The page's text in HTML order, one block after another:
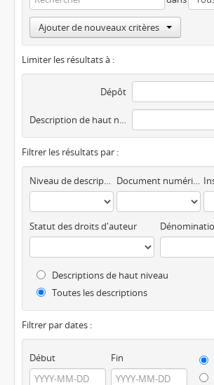
Ajouter de nouveaux critères
Limiter les résultats à :
Dépôt
Description de haut niveau
Filtrer les résultats par :
Niveau de description Document numérique disponible
Statut des droits d'auteur
Descriptions de haut niveau
Toutes les descriptions
Filtrer par dates :
Début Fin